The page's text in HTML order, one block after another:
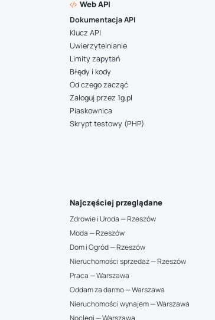
Web API
Dokumentacja API
Klucz API
Uwierzytelnianie
Limity zapytań
Błędy i kody
Od czego zacząć
Zaloguj przez 1g.pl
Piaskownica
Skrypt testowy (PHP)
Najczęściej przeglądane
Zdrowie i Uroda — Rzeszów
Moda — Rzeszów
Dom i Ogród — Rzeszów
Nieruchomości sprzedaż — Rzeszów
Praca — Warszawa
Oddam za darmo — Warszawa
Nieruchomości wynajem — Warszawa
Noclegi — Warszawa